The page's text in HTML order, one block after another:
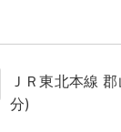
ＪＲ東北本線
分)